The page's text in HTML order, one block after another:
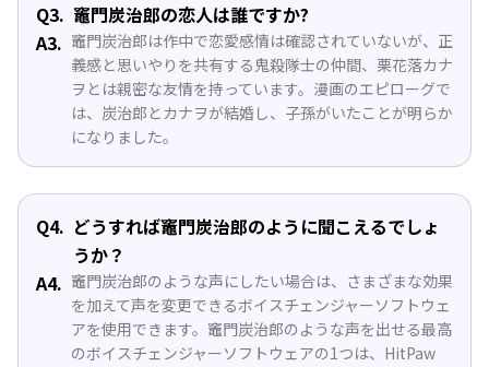
Q3. 竈門炭治郎の恋人は誰ですか?
A3. 竈門炭治郎は作中で恋愛感情は確認されていないが、正
義感と思いやりを共有する鬼殺隊士の仲間、栗花落カナ
ヲとは親密な友情を持っています。漫画のエピローグで
は、炭治郎とカナヲが結婚し、子孫がいたことが明らか
になりました。
Q4. どうすれば竈門炭治郎のように聞こえるでしょ
うか？
A4. 竈門炭治郎のような声にしたい場合は、さまざまな効果
を加えて声を変更できるボイスチェンジャーソフトウェ
アを使用できます。竈門炭治郎のような声を出せる最高
のボイスチェンジャーソフトウェアの1つは、HitPaw